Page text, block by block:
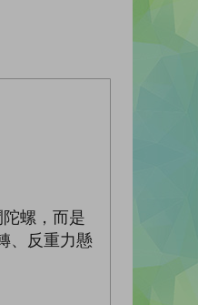
螺，而是
、反重力懸